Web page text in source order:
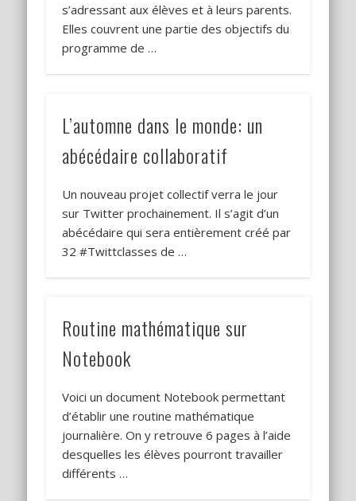
s’adressant aux élèves et à leurs parents.
Elles couvrent une partie des objectifs du
programme de …
L’automne dans le monde: un
abécédaire collaboratif
Un nouveau projet collectif verra le jour
sur Twitter prochainement. Il s’agit d’un
abécédaire qui sera entièrement créé par
32 #Twittclasses de …
Routine mathématique sur
Notebook
Voici un document Notebook permettant
d’établir une routine mathématique
journalière. On y retrouve 6 pages à l’aide
desquelles les élèves pourront travailler
différents …